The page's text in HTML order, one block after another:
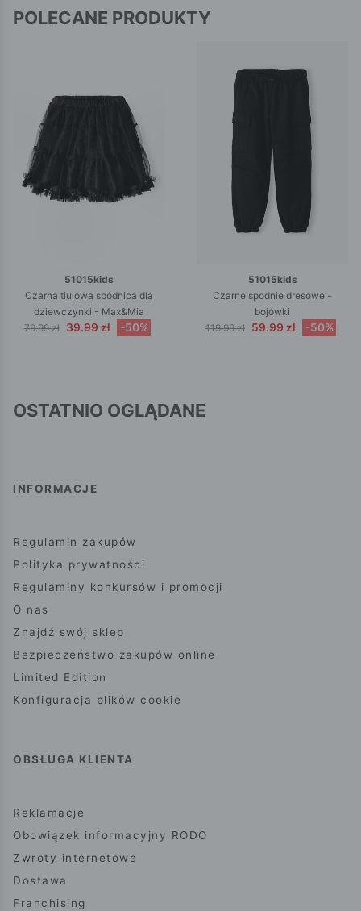
POLECANE PRODUKTY
51015kids
Czarna tiulowa spódnica dla
dziewczynki - Max&Mia
79.99 zł
39.99 zł -50%
51015kids
Czarne spodnie dresowe -
bojówki
119.99 zł 59.99 zł -50%
OSTATNIO OGLĄDANE
INFORMACJE
Regulamin zakupów
Polityka prywatności
Regulaminy konkursów i promocji
O nas
Znajdź swój sklep
Bezpieczeństwo zakupów online
Limited Edition
Konfiguracja plików cookie
OBSŁUGA KLIENTA
Reklamacje
Obowiązek informacyjny RODO
Zwroty internetowe
Dostawa
Franchising